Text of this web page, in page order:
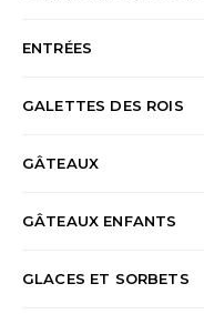
ENTRÉES
GALETTES DES ROIS
GÂTEAUX
GÂTEAUX ENFANTS
GLACES ET SORBETS